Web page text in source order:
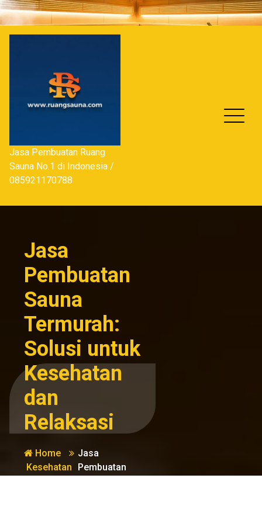
Skip
to
content
Jasa Pembuatan Ruang
Sauna No.1 di Indonesia /
085921170788
Jasa
Pembuatan
Sauna
Termurah:
Solusi untuk
Kesehatan
dan
Relaksasi
Home
Kesehatan
Jasa
Pembuatan